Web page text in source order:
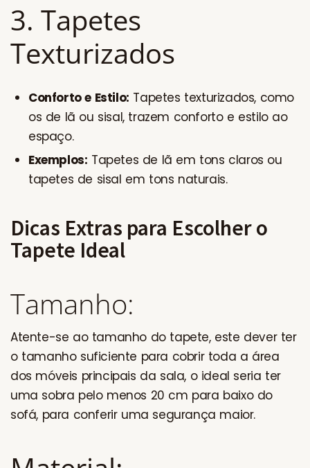
3. Tapetes
Texturizados
Conforto e Estilo: Tapetes texturizados, como
os de lã ou sisal, trazem conforto e estilo ao
espaço.
Exemplos: Tapetes de lã em tons claros ou
tapetes de sisal em tons naturais.
Dicas Extras para Escolher o
Tapete Ideal
Tamanho:
Atente-se ao tamanho do tapete, este dever ter
o tamanho suficiente para cobrir toda a área
dos móveis principais da sala, o ideal seria ter
uma sobra pelo menos 20 cm para baixo do
sofá, para conferir uma segurança maior.